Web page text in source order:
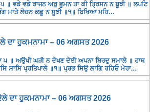
॥ ਵਡੇ ਵਡੇ ਰਾਜਨ ਅਰੁ ਭੂਮਨ ਤਾ ਕੀ ਤ੍ਰਿਸਨ ਨ ਬੂਝੀ ॥ ਲਪਟਿ
ਮਾਤੇ ਲੋਚਨ ਕਛੂ ਨ ਸੂਝੀ ॥੧॥ ਬਿਖਿਆ ਮਹਿ...
ਦਾ ਹੁਕਮਨਾਮਾ – 06 ਅਗਸਤ 2026
੫ ॥ ਅਉਖੀ ਘੜੀ ਨ ਦੇਖਣ ਦੇਈ ਅਪਨਾ ਬਿਰਦੁ ਸਮਾਲੇ ॥ ਹਾਥ
ਸਾਸਿ ਪ੍ਰਤਿਪਾਲੇ ॥੧॥ ਪ੍ਰਭ ਸਿਉ ਲਾਗਿ ਰਹਿਓ ਮੇਰਾ...
ਦਾ ਹੁਕਮਨਾਮਾ – 06 ਅਗਸਤ 2026